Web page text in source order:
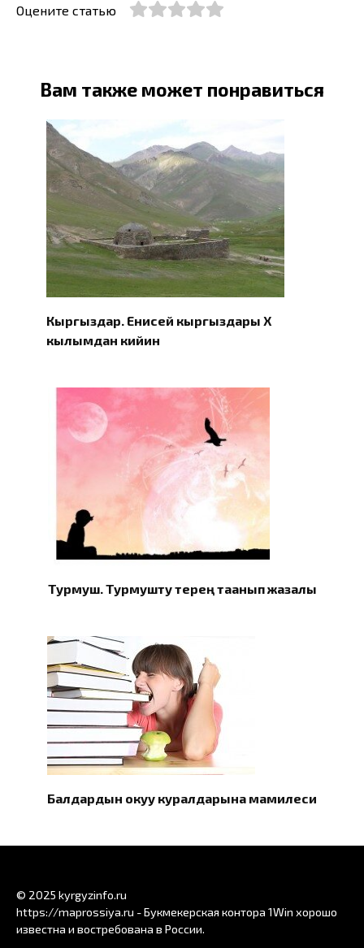
Оцените статью
Вам также может понравиться
Кыргыздар. Eнисей кыргыздары X
кылымдан кийин
Турмуш. Турмушту терең таанып жазалы
Балдардын окуу куралдарына мамилеси
© 2025 kyrgyzinfo.ru
https://maprossiya.ru - Букмекерская контора 1Win хорошо
известна и востребована в России.